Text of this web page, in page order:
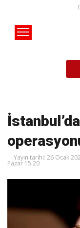
Yayın tarihi: 26 Ocak
Pazar 15:20